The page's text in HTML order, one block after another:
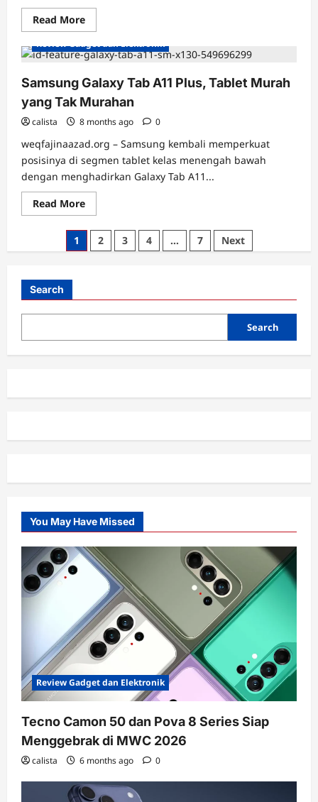
Read MoreRead
more
Sharp
Hadirkan
R10
dan
Sense
10
Resmi
di
Indonesia,
Ini
Harganya
Review Gadget dan Elektronik
Samsung Galaxy Tab A11 Plus, Tablet Murah
yang Tak Murahan
calista 8 months ago 0
weqfajinaazad.org – Samsung kembali memperkuat
posisinya di segmen tablet kelas menengah bawah
dengan menghadirkan Galaxy Tab A11...
Read MoreRead
more
Samsung
Galaxy
Tab
yang
Tak
1 2 3 4 … 7 Next
Search
Search
You May Have Missed
Review Gadget dan Elektronik
Tecno Camon 50 dan Pova 8 Series Siap
Menggebrak di MWC 2026
calista 6 months ago 0